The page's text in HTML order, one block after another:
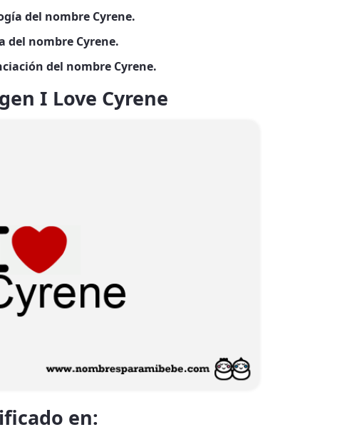
del nombre Cyrene.
del nombre Cyrene.
del nombre Cyrene.
I Love Cyrene
en: